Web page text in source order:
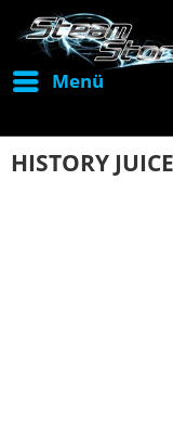
Menü
HISTORY